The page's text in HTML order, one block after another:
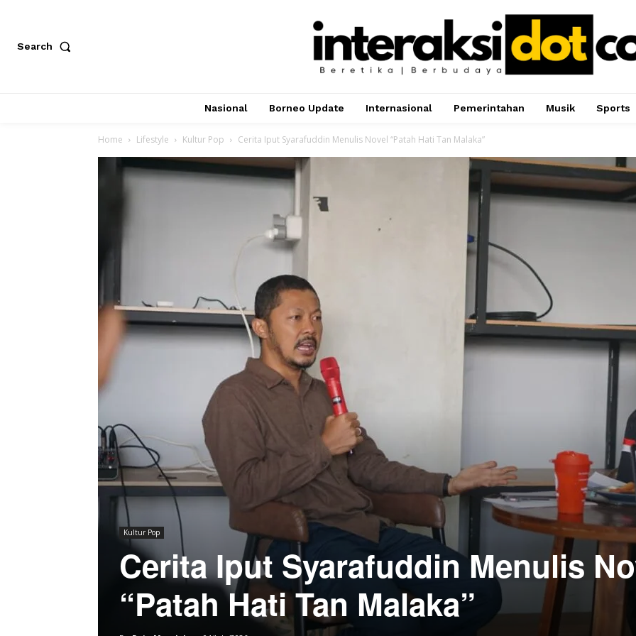
Search
Nasional Borneo Update Internasional Pemerintahan Musik Sports
Home Lifestyle Kultur Pop Cerita Iput Syarafuddin Menulis Novel “Patah Hati Tan Malaka”
Kultur Pop
Cerita Iput Syarafuddin Menulis
“Patah Hati Tan Malaka”